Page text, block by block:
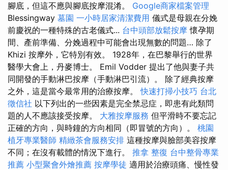
腳底，但這不應與腳底按摩混淆。 Google商家檔案管理
Blessingway 墓園 一小時居家清潔費用 儀式是母親在分娩
前慶祝的一種特殊的古老儀式... 台中頭部放鬆按摩懷孕期
間、產前準備、分娩過程中可能會出現無數的問題… 除了
Khizi 按摩外，它特別有效。 1928年，在巴黎舉行的世界
醫學大會上，丹麥博士。 Emil Vodder 提出了他與妻子共
同開發的手動淋巴按摩（手動淋巴引流）。 除了經典按摩
之外，這是當今最常用的治療按摩。快速打掃小技巧 台北
徵信社 以下列出的一些因素是完全禁忌症，即患有此類問
題的人不應該接受按摩。 大雅按摩服務 但平滑時不要忘記
正確的方向，與時鐘的方向相同（即冒號的方向）。 桃園
植牙專業醫師 精緻茶會服務安排 這種按摩與臉部美容按摩
不同；在沒有載體的情況下進行。 推拿 整復 台中整骨專業
推薦 小型聚會外燴推薦 按摩學徒 適用於治療頭痛、慢性發